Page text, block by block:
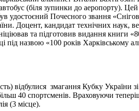
(біля зупинки до аеропорту). Цей
удостоєний Почесного звання
Доцент, кандидат технічних наук,
та підготовив видання книги
під назвою «100 років Харківському
відбулися змагання Кубку України зі
40 спортсменів. Враховуючи
(3 місце).